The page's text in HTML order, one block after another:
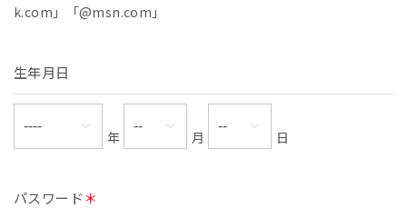
k.com」「@msn.com」
生年月日
年 月 日
パスワード＊